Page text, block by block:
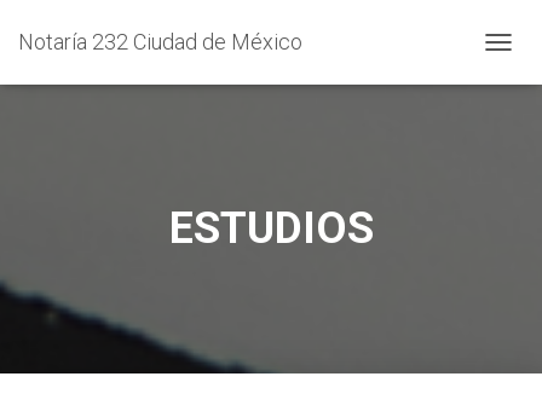
Notaría 232 Ciudad de México
MODO
ESTUDIOS